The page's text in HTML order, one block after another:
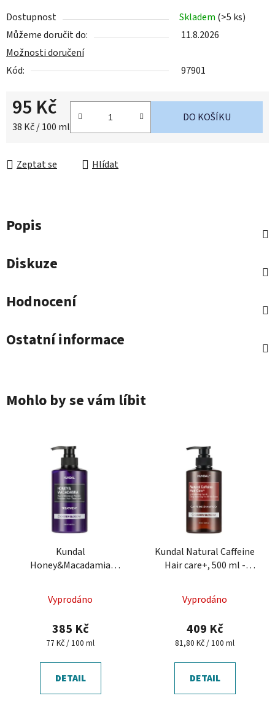
Dostupnost Skladem (>5 ks)
Můžeme doručit do:
11.8.2026
Možnosti doručení
Kód:
97901
95 Kč
Měrná cena:
38 Kč / 100 ml
DO KOŠÍKU
Zeptat se Hlídat
Popis
Diskuze
Hodnocení
Ostatní informace
Mohlo by se vám líbit
Kundal
Honey&Macadamia
vlasová kúra
Vyprodáno
385 Kč
Měrná
77 Kč / 100 ml
DETAIL
Kundal Natural Caffeine
Hair care+, 500 ml -
kofeinem
Vyprodáno
409 Kč
Měrná
81,80 Kč / 100 ml
DETAIL